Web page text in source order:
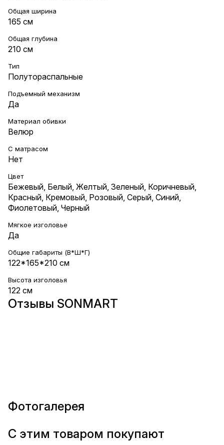
Общая ширина
165 см
Общая глубина
210 см
Тип
Полутораспальные
Подъемный механизм
Да
Материал обивки
Велюр
С матрасом
Нет
Цвет
Бежевый Белый Желтый Зеленый Коричневый
Красный Кремовый Розовый Серый Синий
Фиолетовый Черный
Мягкое изголовье
Да
Общие габариты (В*Ш*Г)
122*165*210 см
Высота изголовья
122 см
Отзывы SONMART
Фотогалерея
С этим товаром покупают